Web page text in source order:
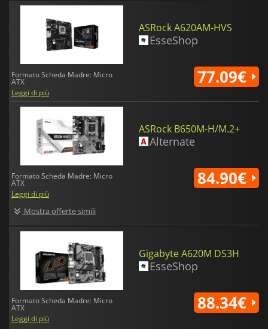
ASRock A620AM-HVS
EsseShop
Formato Scheda Madre: Micro
ATX
Leggi di più
77.09€
ASRock B650M-H/M.2+
Alternate
Formato Scheda Madre: Micro
ATX
Leggi di più
Mostra offerte simili
84.90€
Gigabyte A620M DS3H
EsseShop
Formato Scheda Madre: Micro
ATX
Leggi di più
88.34€